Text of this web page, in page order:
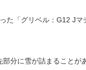
た「グリベル：G12 Jマ
部分に雪が詰まることが